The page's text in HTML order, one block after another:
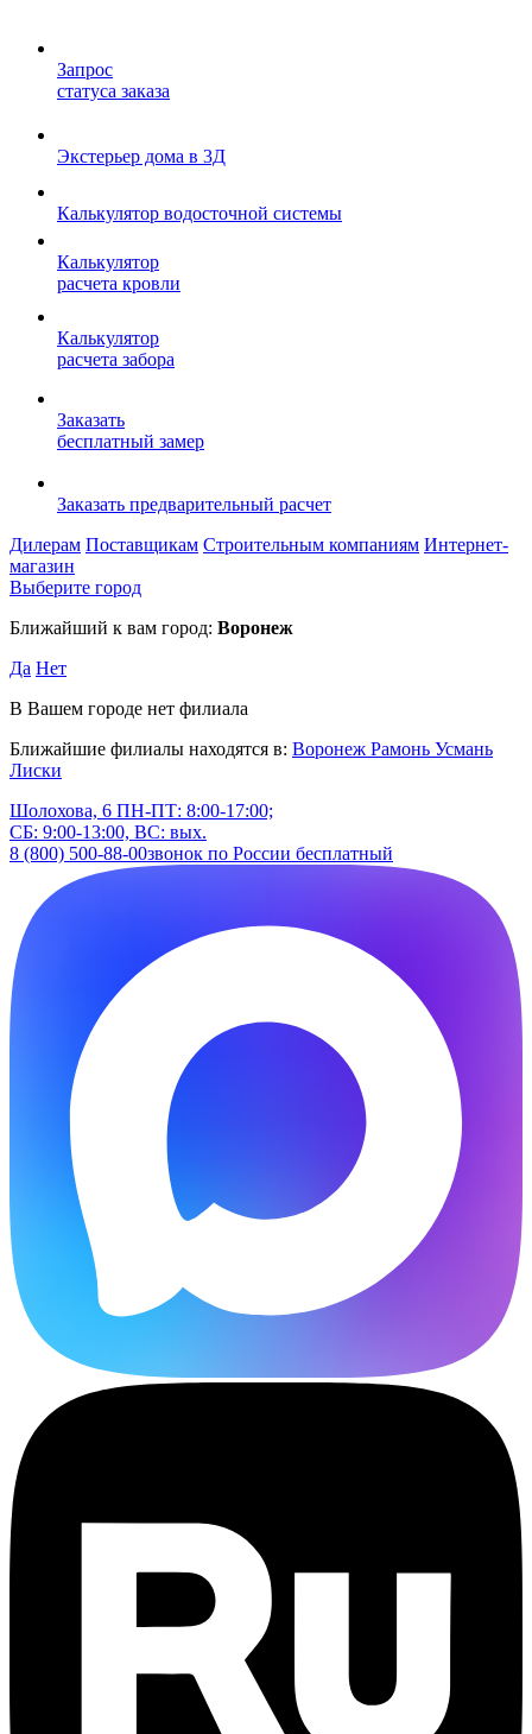
Запрос
статуса заказа
Экстерьер дома в 3Д
Калькулятор водосточной системы
Калькулятор
расчета кровли
Калькулятор
расчета забора
Заказать
бесплатный замер
Заказать предварительный расчет
Дилерам Поставщикам Строительным компаниям Интернет-
магазин
Выберите город
Ближайший к вам город: Воронеж
Да Нет
В Вашем городе нет филиала
Ближайшие филиалы находятся в: Воронеж Рамонь Усмань
Лиски
Шолохова, 6 ПН-ПТ: 8:00-17:00;
СБ: 9:00-13:00, ВС: вых.
8 (800) 500-88-00звонок по России бесплатный